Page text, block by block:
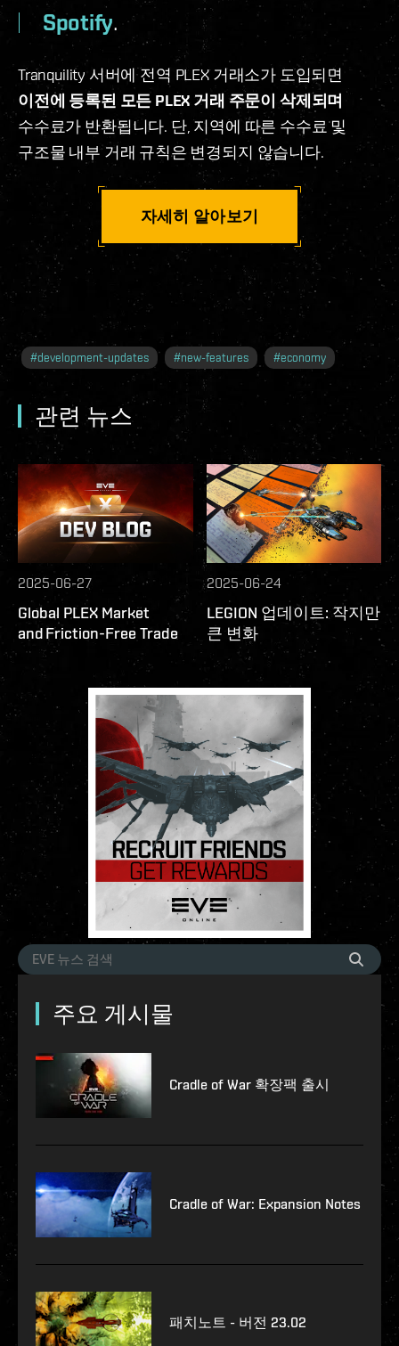
Spotify.
Tranquility 서버에 전역 PLEX 거래소가 도입되면
이전에 등록된 모든 PLEX 거래 주문이 삭제되며
수수료가 반환됩니다. 단, 지역에 따른 수수료 및
구조물 내부 거래 규칙은 변경되지 않습니다.
자세히 알아보기
#development-updates #new-features #economy
관련 뉴스
2025-06-27
Global PLEX Market
and Friction-Free Trade
2025-06-24
LEGION 업데이트: 작지만
큰 변화
주요 게시물
Cradle of War 확장팩 출시
Cradle of War: Expansion Notes
패치노트 - 버전 23.02